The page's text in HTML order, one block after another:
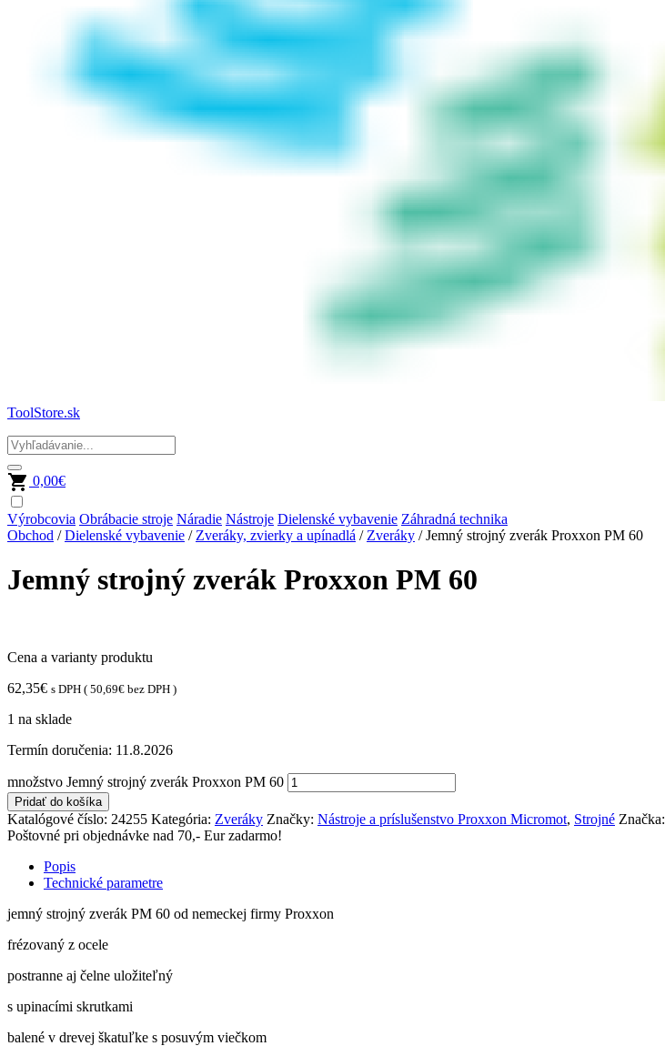
ToolStore.sk
0,00€
Výrobcovia Obrábacie stroje Náradie Nástroje Dielenské vybavenie Záhradná technika
Obchod /Dielenské vybavenie / Zveráky, zvierky a upínadlá / Zveráky / Jemný strojný zverák Proxxon PM 60
Jemný strojný zverák Proxxon PM 60
Cena a varianty produktu
62,35€ s DPH ( 50,69€ bez DPH )
1 na sklade
Termín doručenia: 11.8.2026
množstvo Jemný strojný zverák Proxxon PM 60
Pridať do košíka
Katalógové číslo: 24255 Kategória: Zveráky Značky: Nástroje a príslušenstvo Proxxon Micromot, Strojné Značka:
Poštovné pri objednávke nad 70,- Eur zadarmo!
Popis
Technické parametre
jemný strojný zverák PM 60 od nemeckej firmy Proxxon
frézovaný z ocele
postranne aj čelne uložiteľný
s upinacími skrutkami
balené v drevej škatuľke s posuvým viečkom